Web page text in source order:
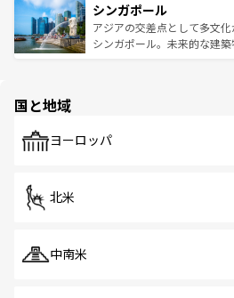
参照してほしい。
激する。気候は一年中温暖で
が待っている。親しみやす
た文化、そして多様な観光
み、どこを訪れても感動する
ており、効率よく見どころ
うな絶景から文化的な体験
シンガポール
アジアの交差点として多文
シンガポール。未来的な建
で、ホーカーズは地元の風情
国と地域
ヨーロッパ
北米
中南米